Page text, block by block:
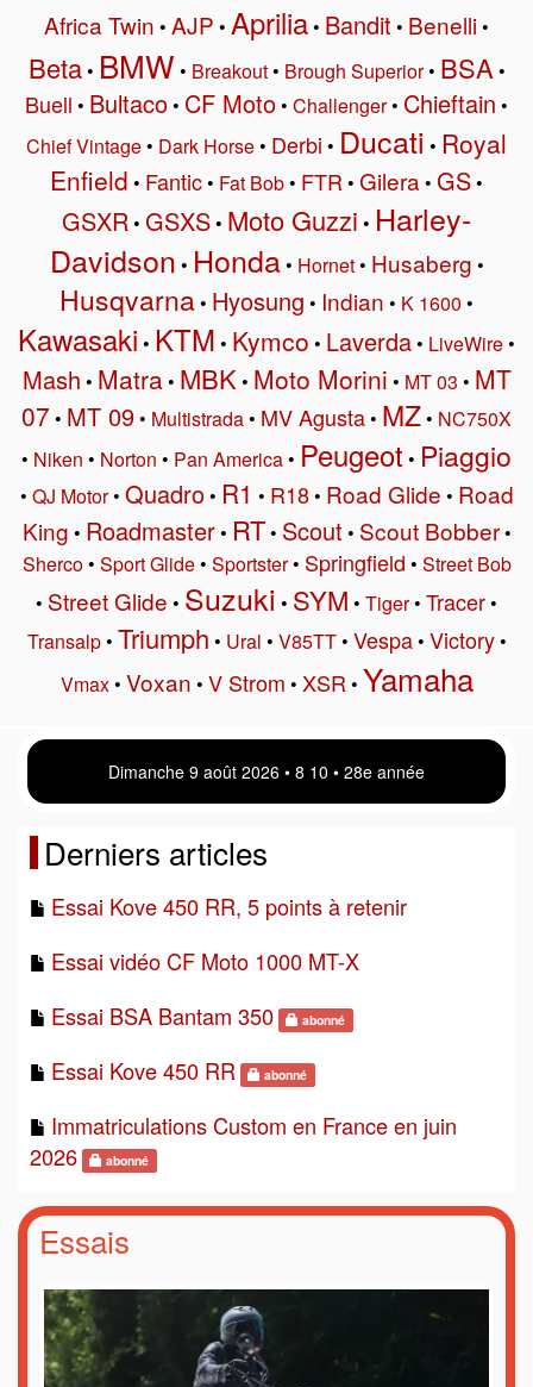
Africa Twin • AJP • Aprilia• Bandit • Benelli•
Beta• BMW • Breakout• Brough Superior• BSA•
Buell • Bultaco• CF Moto• Challenger• Chieftain •
Chief Vintage• Dark Horse• Derbi • Ducati • Royal
Enfield • Fantic• Fat Bob• FTR • Gilera • GS•
GSXR• GSXS• Moto Guzzi • Harley-
Davidson • Honda• Hornet• Husaberg •
Husqvarna• Hyosung • Indian • K 1600 •
Kawasaki • KTM • Kymco • Laverda• LiveWire•
Mash • Matra• MBK• Moto Morini • MT 03 • MT
07 • MT 09• Multistrada• MV Agusta• MZ• NC750X
• Niken • Norton • Pan America• Peugeot • Piaggio
• QJ Motor• Quadro• R1 • R18• Road Glide • Road
King • Roadmaster• RT• Scout • Scout Bobber•
Sherco• Sport Glide• Sportster• Springfield • Street Bob
• Street Glide • Suzuki • SYM • Tiger• Tracer•
Transalp• Triumph • Ural • V85TT• Vespa• Victory•
Vmax• Voxan • V Strom • XSR• Yamaha
Dimanche 9 août 2026 • 8 11 • 28e année
Derniers articles
Essai Kove 450 RR, 5 points à retenir
Essai vidéo CF Moto 1000 MT-X
Essai BSA Bantam 350
abonné
Essai Kove 450 RR abonné
Immatriculations Custom en France en juin
2026
abonné
Essais